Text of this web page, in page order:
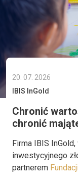
20. 07. 2026
IBIS InGold
Chronić
chronić
Firma IBIS
inwestycyjnego
partnerem